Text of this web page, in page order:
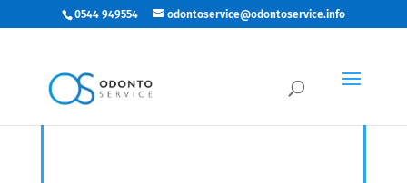
0544 949554 odontoservice@odontoservice.info